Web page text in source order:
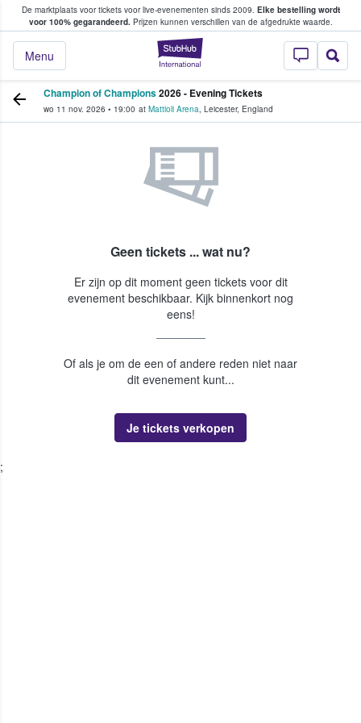
De marktplaats voor tickets voor live-evenementen sinds 2009. Elke bestelling wordt
voor 100% gegarandeerd.Prijzen kunnen verschillen van de afgedrukte waarde.
StubHub: waar
Menu
tickets kopen en verkopen
Champion of Champions2026 - Evening Tickets
wo 11 nov. 2026 • 19:00 at Mattioli Arena, Leicester, England
Geen tickets ... wat nu?
Er zijn op dit moment geen tickets voor dit
evenement beschikbaar. Kijk binnenkort nog
eens!
Of als je om de een of andere reden niet naar
dit evenement kunt...
Je tickets verkopen
;